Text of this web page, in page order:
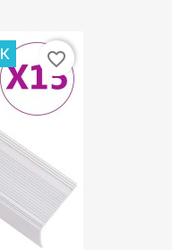
favorite_border